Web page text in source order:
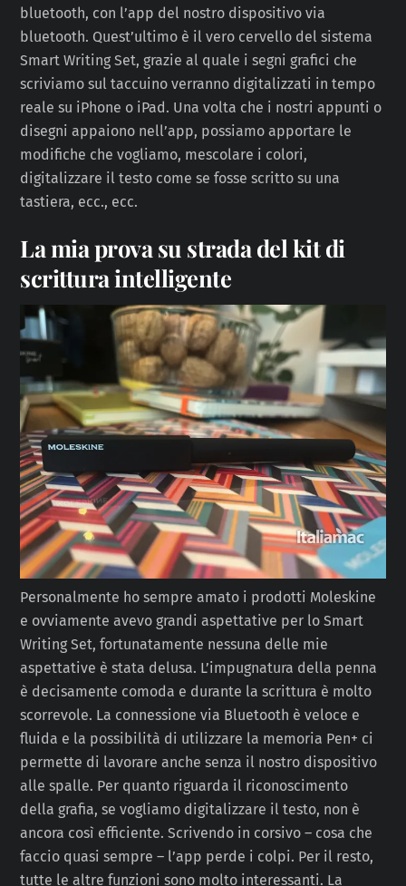
bluetooth, con l’app del nostro dispositivo via
bluetooth. Quest’ultimo è il vero cervello del sistema
Smart Writing Set, grazie al quale i segni grafici che
scriviamo sul taccuino verranno digitalizzati in tempo
reale su iPhone o iPad. Una volta che i nostri appunti o
disegni appaiono nell’app, possiamo apportare le
modifiche che vogliamo, mescolare i colori,
digitalizzare il testo come se fosse scritto su una
tastiera, ecc., ecc.
La mia prova su strada del kit di
scrittura intelligente
Personalmente ho sempre amato i prodotti Moleskine
e ovviamente avevo grandi aspettative per lo Smart
Writing Set, fortunatamente nessuna delle mie
aspettative è stata delusa. L’impugnatura della penna
è decisamente comoda e durante la scrittura è molto
scorrevole. La connessione via Bluetooth è veloce e
fluida e la possibilità di utilizzare la memoria Pen+ ci
permette di lavorare anche senza il nostro dispositivo
alle spalle. Per quanto riguarda il riconoscimento
della grafia, se vogliamo digitalizzare il testo, non è
ancora così efficiente. Scrivendo in corsivo – cosa che
faccio quasi sempre – l’app perde i colpi. Per il resto,
tutte le altre funzioni sono molto interessanti. La